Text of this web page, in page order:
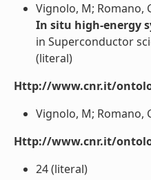
Vignolo, M; Romano,
In situ high-energy
in Superconductor
(literal)
Http://www.cnr.it/
Vignolo, M; Romano,
Http://www.cnr.it/
24 (literal)